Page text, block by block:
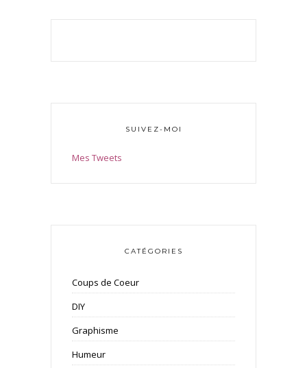
SUIVEZ-MOI
Mes Tweets
CATÉGORIES
Coups de Coeur
DIY
Graphisme
Humeur